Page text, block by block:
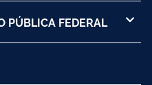
PÚBLICA FEDERAL